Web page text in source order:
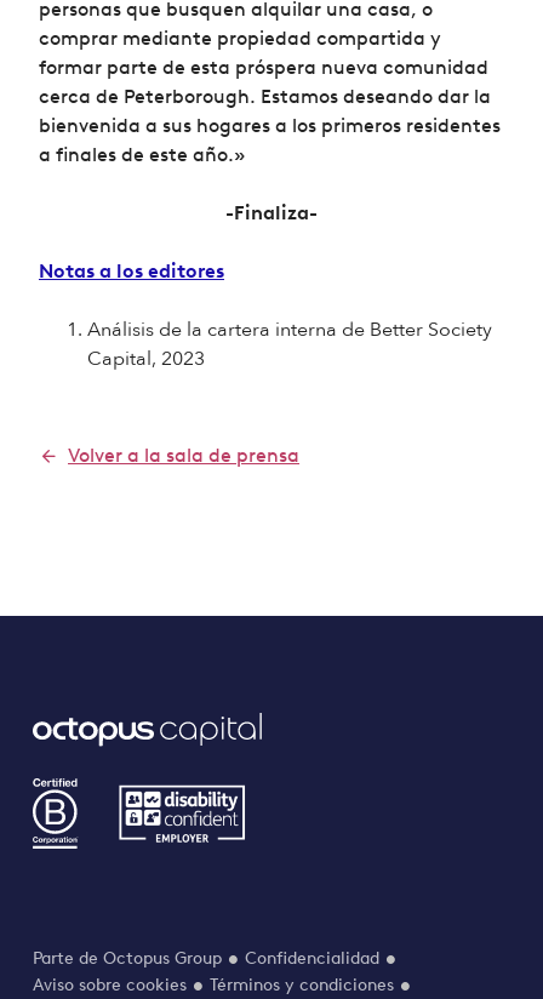
personas que busquen alquilar una casa, o
comprar mediante propiedad compartida y
formar parte de esta próspera nueva comunidad
cerca de Peterborough. Estamos deseando dar la
bienvenida a sus hogares a los primeros residentes
a finales de este año.»
-Finaliza-
Notas a los editores
Análisis de la cartera interna de Better Society
Capital, 2023
Volver a la sala de prensa
Parte de Octopus Group
Confidencialidad
Aviso sobre cookies
Términos y condiciones